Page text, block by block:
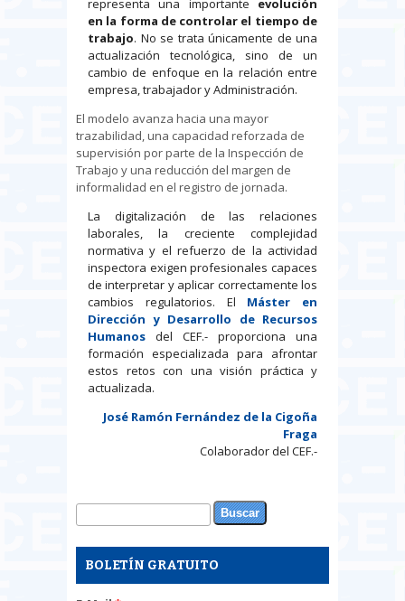
representa una importante evolución
en la forma de controlar el tiempo de
trabajo. No se trata únicamente de una
actualización tecnológica, sino de un
cambio de enfoque en la relación entre
empresa, trabajador y Administración.
El modelo avanza hacia una mayor
trazabilidad, una capacidad reforzada de
supervisión por parte de la Inspección de
Trabajo y una reducción del margen de
informalidad en el registro de jornada.
La digitalización de las relaciones
laborales, la creciente complejidad
normativa y el refuerzo de la actividad
inspectora exigen profesionales capaces
de interpretar y aplicar correctamente los
cambios regulatorios. El Máster en
Dirección y Desarrollo de Recursos
Humanos del CEF.- proporciona una
formación especializada para afrontar
estos retos con una visión práctica y
actualizada.
José Ramón Fernández de la Cigoña
Fraga
Colaborador del CEF.-
Formulario de búsqueda
Buscar
BOLETÍN GRATUITO